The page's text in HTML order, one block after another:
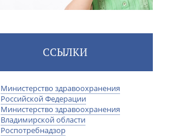
ССЫЛКИ
Министерство здравоохранения
Российской Федерации
Министерство здравоохранения
Владимирской области
Роспотребнадзор